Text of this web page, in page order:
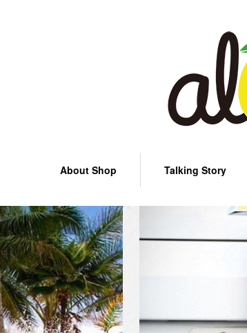
About Shop Talking Story